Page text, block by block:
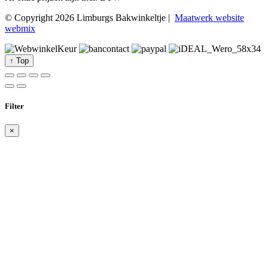
© Copyright 2026 Limburgs Bakwinkeltje | Maatwerk website
webmix
↑ Top
Filter
×